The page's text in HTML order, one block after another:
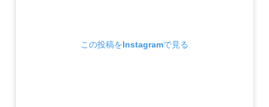
この投稿をInstagramで見る